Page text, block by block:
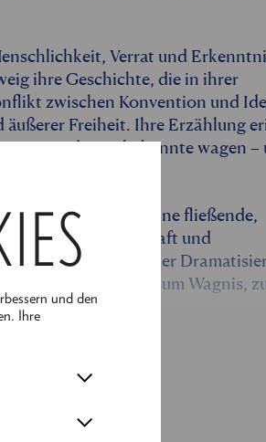
und den
Ihre
Verrat und
ihre Geschichte, die in ihrer
zwischen Konvention und
äußerer Freiheit. Ihre Erzählung
wir das Unbekannte wagen –
uns eröffnet sich eine fließende,
Leidenschaft und
sich in einer
lädt ein zum Tanz, zum Wagnis,